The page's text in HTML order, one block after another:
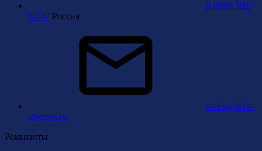
8 (800) 302-
02-47 Россия
office@web-
electron.ru
Реквизиты